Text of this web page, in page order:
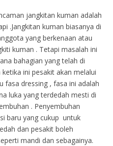
jangkitan kuman adalah
.Jangkitan kuman biasanya di
yang berkenaan atau
kuman . Tetapi masalah ini
bahagian yang telah di
ini pesakit akan melalui
fasa dressing , fasa ini adalah
luka yang terdedah mesti di
. Penyembuhan
baru yang cukup untuk
dan pesakit boleh
mandi dan sebagainya.